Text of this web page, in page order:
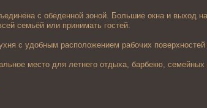
с обеденной зоной. Большие окна и
семьёй или принимать гостей.
с удобным расположением рабочих
место для летнего отдыха, барбекю,